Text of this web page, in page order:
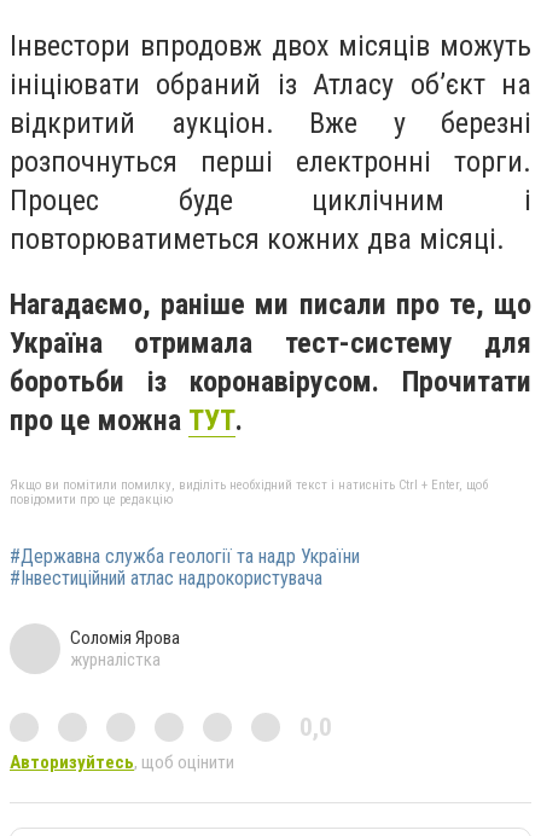
Інвестори впродовж двох місяців можуть
ініціювати обраний із Атласу об’єкт на
відкритий аукціон. Вже у березні
розпочнуться перші електронні торги.
Процес буде циклічним і
повторюватиметься кожних два місяці.
Нагадаємо, раніше ми писали про те, що
Україна отримала тест-систему для
боротьби із коронавірусом. Прочитати
про це можна ТУТ.
Якщо ви помітили помилку, виділіть необхідний текст і натисніть Ctrl + Enter, щоб
повідомити про це редакцію
#Державна служба геології та надр України
#Інвестиційний атлас надрокористувача
Соломія Ярова
журналістка
0,0
Авторизуйтесь, щоб оцінити